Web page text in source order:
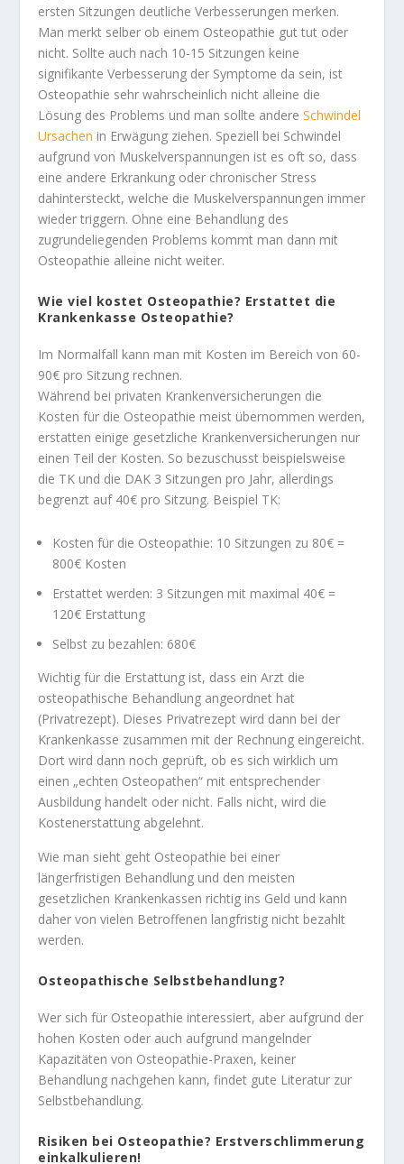
ersten Sitzungen deutliche Verbesserungen merken.
Man merkt selber ob einem Osteopathie gut tut oder
nicht. Sollte auch nach 10-15 Sitzungen keine
signifikante Verbesserung der Symptome da sein, ist
Osteopathie sehr wahrscheinlich nicht alleine die
Lösung des Problems und man sollte andereSchwindel
Ursachen in Erwägung ziehen. Speziell bei Schwindel
aufgrund von Muskelverspannungen ist es oft so, dass
eine andere Erkrankung oder chronischer Stress
dahintersteckt, welche die Muskelverspannungen immer
wieder triggern. Ohne eine Behandlung des
zugrundeliegenden Problems kommt man dann mit
Osteopathie alleine nicht weiter.
Wie viel kostet Osteopathie? Erstattet die
Krankenkasse Osteopathie?
Im Normalfall kann man mit Kosten im Bereich von 60-
90€ pro Sitzung rechnen.
Während bei privaten Krankenversicherungen die
Kosten für die Osteopathie meist übernommen werden,
erstatten einige gesetzliche Krankenversicherungen nur
einen Teil der Kosten. So bezuschusst beispielsweise
die TK und die DAK 3 Sitzungen pro Jahr, allerdings
begrenzt auf 40€ pro Sitzung. Beispiel TK:
Kosten für die Osteopathie: 10 Sitzungen zu 80€ =
800€ Kosten
Erstattet werden: 3 Sitzungen mit maximal 40€ =
120€ Erstattung
Selbst zu bezahlen: 680€
Wichtig für die Erstattung ist, dass ein Arzt die
osteopathische Behandlung angeordnet hat
(Privatrezept). Dieses Privatrezept wird dann bei der
Krankenkasse zusammen mit der Rechnung eingereicht.
Dort wird dann noch geprüft, ob es sich wirklich um
einen „echten Osteopathen“ mit entsprechender
Ausbildung handelt oder nicht. Falls nicht, wird die
Kostenerstattung abgelehnt.
Wie man sieht geht Osteopathie bei einer
längerfristigen Behandlung und den meisten
gesetzlichen Krankenkassen richtig ins Geld und kann
daher von vielen Betroffenen langfristig nicht bezahlt
werden.
Osteopathische Selbstbehandlung?
Wer sich für Osteopathie interessiert, aber aufgrund der
hohen Kosten oder auch aufgrund mangelnder
Kapazitäten von Osteopathie-Praxen, keiner
Behandlung nachgehen kann, findet gute Literatur zur
Selbstbehandlung.
Risiken bei Osteopathie? Erstverschlimmerung
einkalkulieren!